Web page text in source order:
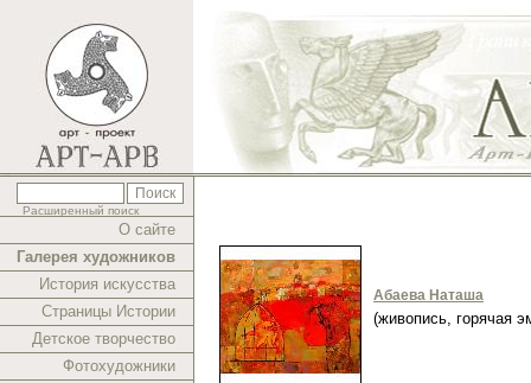
Расширенный поиск
О сайте
Галерея художников
История искусства
Страницы Истории
Детское творчество
Фотохудожники
Абаева Наташа
(живопись, горячая